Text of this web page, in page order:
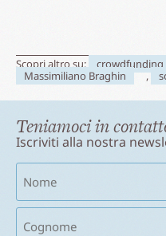
Scopri altro su: crowdfunding
Massimiliano Braghin
,
Teniamoci in
Iscriviti alla nostra
Nome
(Obbligatorio)